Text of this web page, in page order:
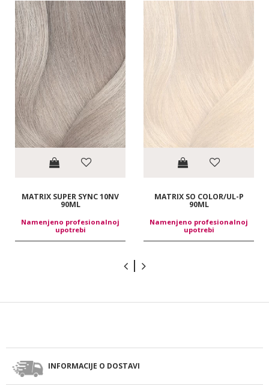
MATRIX SUPER SYNC 10NV
90ML
Namenjeno profesionalnoj
upotrebi
MATRIX SO COLOR/UL-P
90ML
Namenjeno profesionalnoj
upotrebi
INFORMACIJE O DOSTAVI